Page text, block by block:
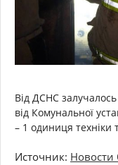
Від ДСНС
від Комунальної
– 1 одиниця техніки
Источник: Новости